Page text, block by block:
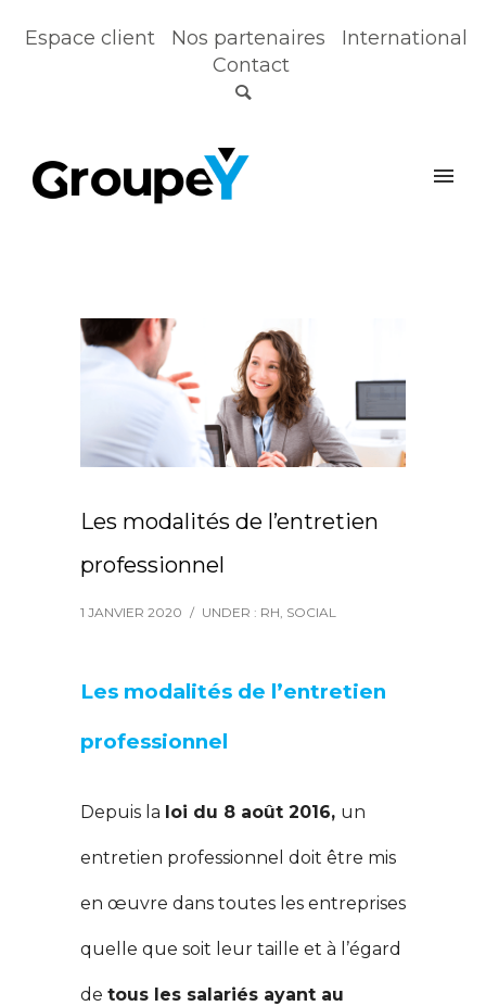
Espace client Nos partenaires
International
Contact
Les modalités de l’entretien
professionnel
1 JANVIER 2020 / UNDER : RH SOCIAL
Les modalités de l’entretien
professionnel
Depuis la loi du 8 août 2016, un
entretien professionnel doit être mis
en œuvre dans toutes les entreprises
quelle que soit leur taille et à l’égard
de tous les salariés ayant au